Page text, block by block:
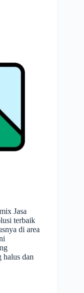
Jasa
terbaik
di area
halus dan